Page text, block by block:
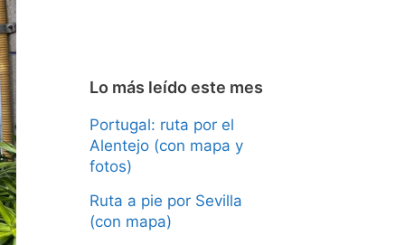
Lo más leído este mes
Portugal: ruta por el
Alentejo (con mapa y
fotos)
Ruta a pie por Sevilla
(con mapa)